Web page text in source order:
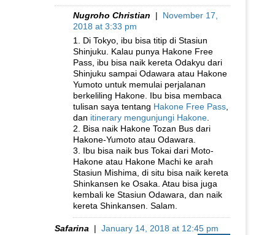
Nugroho Christian | November 17,
2018 at 3:33 pm
1. Di Tokyo, ibu bisa titip di Stasiun
Shinjuku. Kalau punya Hakone Free
Pass, ibu bisa naik kereta Odakyu dari
Shinjuku sampai Odawara atau Hakone
Yumoto untuk memulai perjalanan
berkeliling Hakone. Ibu bisa membaca
tulisan saya tentang Hakone Free Pass
dan itinerary mengunjungi Hakone
2. Bisa naik Hakone Tozan Bus dari
Hakone-Yumoto atau Odawara.
3. Ibu bisa naik bus Tokai dari Moto-
Hakone atau Hakone Machi ke arah
Stasiun Mishima, di situ bisa naik kereta
Shinkansen ke Osaka. Atau bisa juga
kembali ke Stasiun Odawara, dan naik
kereta Shinkansen. Salam.
Safarina | January 14, 2018 at 12:45 pm